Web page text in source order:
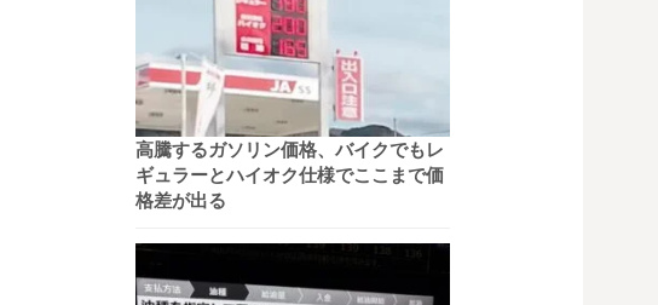
高騰するガソリン価格、バイクでもレ
ギュラーとハイオク仕様でここまで価
格差が出る